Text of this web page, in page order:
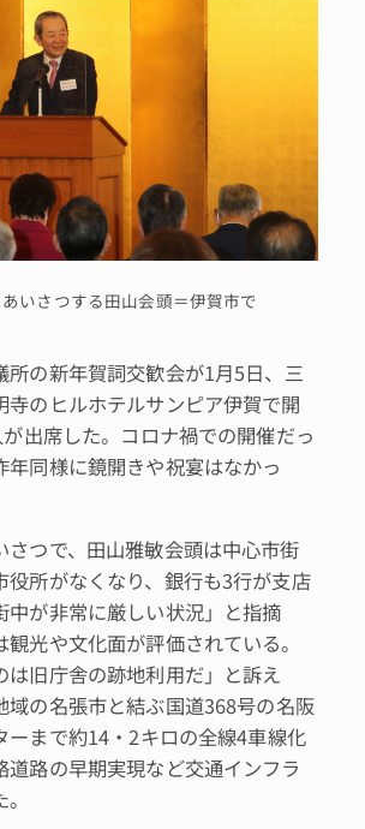
いさつする田山会頭＝伊賀市で
の新年賀詞交歓会が1月5日、三
寺のヒルホテルサンピア伊賀で開
出席した。コロナ禍での開催だっ
年同様に鏡開きや祝宴はなかっ
つで、田山雅敏会頭は中心市街
役所がなくなり、銀行も3行が支店
中が非常に厳しい状況」と指摘
観光や文化面が評価されている。
は旧庁舎の跡地利用だ」と訴え
域の名張市と結ぶ国道368号の名阪
ーまで約14・2キロの全線4車線化
道路の早期実現など交通インフラ